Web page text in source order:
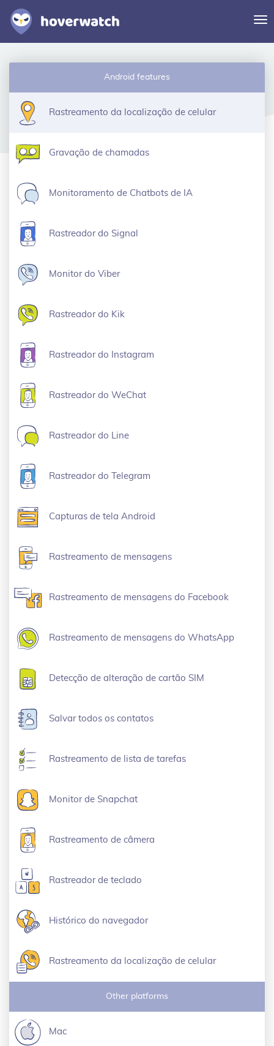
Funcionalidades
Entrar
Android features
Rastreamento da localização de celular
Gravação de chamadas
Monitoramento de Chatbots de IA
Rastreador do Signal
Monitor do Viber
Rastreador do Kik
Rastreador do Instagram
Rastreador do WeChat
Rastreador do Line
Rastreador do Telegram
Capturas de tela Android
Rastreamento de mensagens
Rastreamento de mensagens do Facebook
Rastreamento de mensagens do WhatsApp
Detecção de alteração de cartão SIM
Salvar todos os contatos
Rastreamento de lista de tarefas
Monitor de Snapchat
Rastreamento de câmera
Rastreador de teclado
Histórico do navegador
Rastreamento da localização de celular
Other platforms
Mac